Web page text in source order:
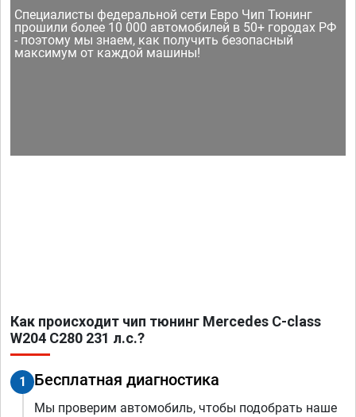
Специалисты федеральной сети Евро Чип Тюнинг
прошили более 10 000 автомобилей в 50+ городах РФ
- поэтому мы знаем, как получить безопасный
максимум от каждой машины!
Как происходит чип тюнинг Mercedes C-class
W204 C280 231 л.с.?
1 Бесплатная диагностика
Мы проверим автомобиль, чтобы подобрать наше